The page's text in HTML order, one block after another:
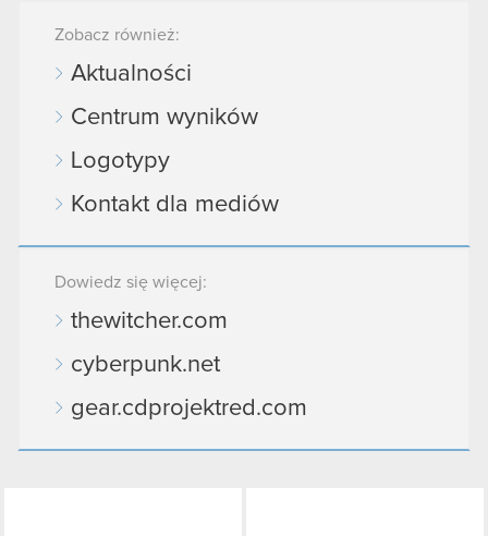
Zobacz również:
Aktualności
Centrum wyników
Logotypy
Kontakt dla mediów
Dowiedz się więcej:
thewitcher.com
cyberpunk.net
gear.cdprojektred.com